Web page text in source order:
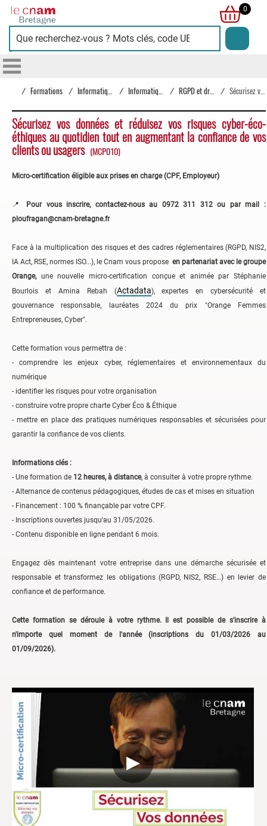
Cnam
Bretagne
0
/ Formations / / / /
Sécurisez vos données et réduisez vos risques cyber-éco-
éthiques au quotidien tout en augmentant la confiance de vos
clients ou usagers (MCP010)
Micro-certification éligible aux prises en charge (CPF, Employeur)
📍
Pour vous inscrire, contactez-nous au 0972 311 312 ou par mail :
ploufragan@cnam-bretagne.fr
Face à la multiplication des risques et des cadres réglementaires (RGPD, NIS2,
IA Act, RSE, normes ISO...), le Cnam vous propose en partenariat avec le groupe
Orange, une nouvelle micro-certification conçue et animée par Stéphanie
Bourlois et Amina Rebah (Actadata), expertes en cybersécurité et
gouvernance responsable, lauréates 2024 du prix "Orange Femmes
Entrepreneuses, Cyber".
Cette formation vous permettra de :
- comprendre les enjeux cyber, réglementaires et environnementaux du
numérique
- identifier les risques pour votre organisation
- construire votre propre charte Cyber Éco & Éthique
- mettre en place des pratiques numériques responsables et sécurisées pour
garantir la confiance de vos clients.
Informations clés :
- Une formation de 12 heures, à distance, à consulter à votre propre rythme.
- Alternance de contenus pédagogiques, études de cas et mises en situation
- Financement : 100 % finançable par votre CPF.
- Inscriptions ouvertes jusqu'au 31/05/2026.
- Contenu disponible en ligne pendant 6 mois.
Engagez dès maintenant votre entreprise dans une démarche sécurisée et
responsable et transformez les obligations (RGPD, NIS2, RSE…) en levier de
confiance et de performance.
Cette formation se déroule à votre rythme. Il est possible de s'inscrire à
n'importe quel moment de l'année (inscriptions du 01/03/2026 au
01/09/2026).
▶